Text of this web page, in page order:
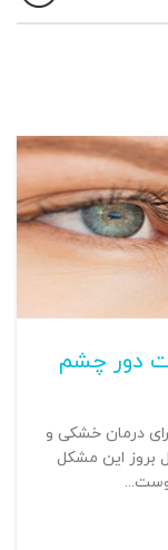
دور چشم
درمان خشکی و
بروز این مشکل